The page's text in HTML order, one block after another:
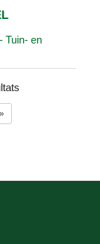
Tuin- en
1471
»